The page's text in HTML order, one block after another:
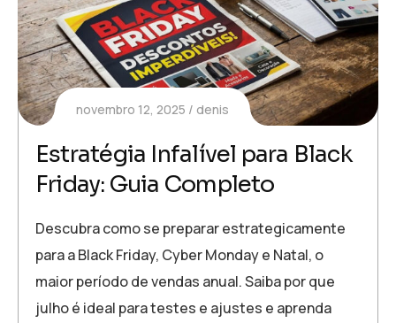
novembro 12, 2025 denis
Estratégia Infalível para Black
Friday: Guia Completo
Descubra como se preparar estrategicamente
para a Black Friday, Cyber Monday e Natal, o
maior período de vendas anual. Saiba por que
julho é ideal para testes e ajustes e aprenda